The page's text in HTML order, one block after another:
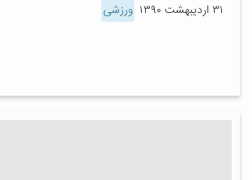
۳۱ اردیبهشت ۱۳۹۰ ورزشی